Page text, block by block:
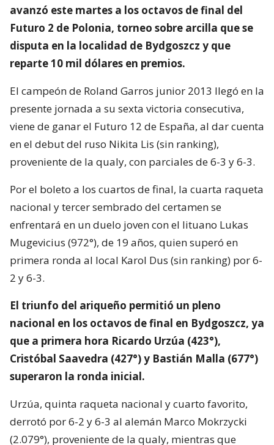
avanzó este martes a los octavos de final del
Futuro 2 de Polonia, torneo sobre arcilla que se
disputa en la localidad de Bydgoszcz y que
reparte 10 mil dólares en premios.
El campeón de Roland Garros junior 2013 llegó en la
presente jornada a su sexta victoria consecutiva,
viene de ganar el Futuro 12 de España, al dar cuenta
en el debut del ruso Nikita Lis (sin ranking),
proveniente de la qualy, con parciales de 6-3 y 6-3.
Por el boleto a los cuartos de final, la cuarta raqueta
nacional y tercer sembrado del certamen se
enfrentará en un duelo joven con el lituano Lukas
Mugevicius (972°), de 19 años, quien superó en
primera ronda al local Karol Dus (sin ranking) por 6-
2 y 6-3.
El triunfo del ariqueño permitió un pleno
nacional en los octavos de final en Bydgoszcz, ya
que a primera hora Ricardo Urzúa (423°),
Cristóbal Saavedra (427°) y Bastián Malla (677°)
superaron la ronda inicial.
Urzúa, quinta raqueta nacional y cuarto favorito,
derrotó por 6-2 y 6-3 al alemán Marco Mokrzycki
(2.079°), proveniente de la qualy, mientras que